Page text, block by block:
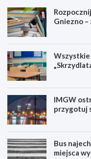
Gniezno
Wszystkie
IMGW
przygotuj
Bus
miejsca